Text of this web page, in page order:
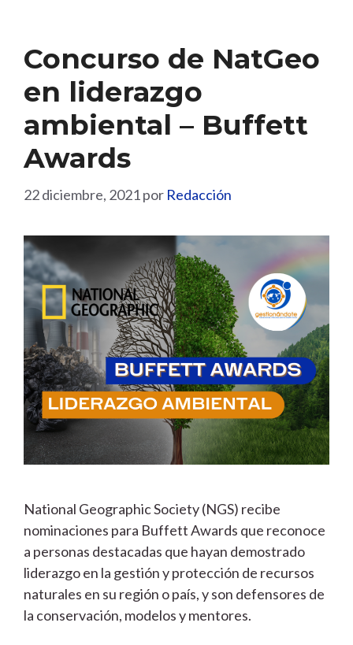
Concurso de NatGeo
en liderazgo
ambiental – Buffett
Awards
22 diciembre, 2021por Redacción
National Geographic Society (NGS) recibe
nominaciones para Buffett Awards que reconoce
a personas destacadas que hayan demostrado
liderazgo en la gestión y protección de recursos
naturales en su región o país, y son defensores de
la conservación, modelos y mentores.